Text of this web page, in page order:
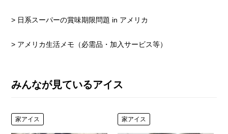
> 日系スーパーの賞味期限問題 in アメリカ
> アメリカ生活メモ（必需品・加入サービス等）
みんなが見ているアイス
家アイス 家アイス